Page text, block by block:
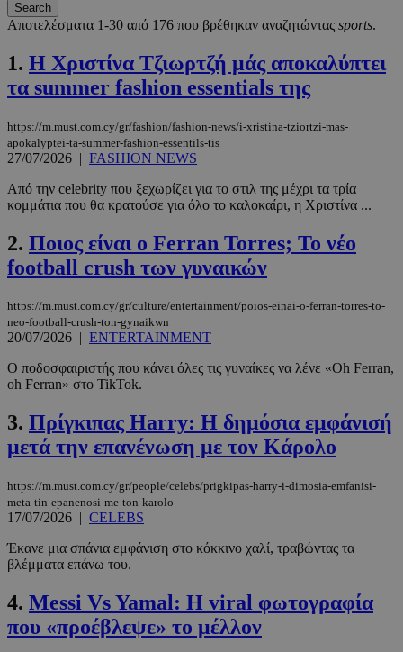
Αποτελέσματα 1-30 από 176 που βρέθηκαν αναζητώντας sports.
1. Η Χριστίνα Τζιωρτζή μάς αποκαλύπτει
τα summer fashion essentials της
https://m.must.com.cy/gr/fashion/fashion-news/i-xristina-tziortzi-mas-
apokalyptei-ta-summer-fashion-essentils-tis
27/07/2026 | FASHION NEWS
Από την celebrity που ξεχωρίζει για το στιλ της μέχρι τα τρία
κομμάτια που θα κρατούσε για όλο το καλοκαίρι, η Χριστίνα ...
2. Ποιος είναι ο Ferran Torres; Το νέο
football crush των γυναικών
https://m.must.com.cy/gr/culture/entertainment/poios-einai-o-ferran-torres-to-
neo-football-crush-ton-gynaikwn
20/07/2026 | ENTERTAINMENT
Ο ποδοσφαιριστής που κάνει όλες τις γυναίκες να λένε «Oh Ferran,
oh Ferran» στο TikTok.
3. Πρίγκιπας Harry: Η δημόσια εμφάνισή
μετά την επανένωση με τον Κάρολο
https://m.must.com.cy/gr/people/celebs/prigkipas-harry-i-dimosia-emfanisi-
meta-tin-epanenosi-me-ton-karolo
17/07/2026 | CELEBS
Έκανε μια σπάνια εμφάνιση στο κόκκινο χαλί, τραβώντας τα
βλέμματα επάνω του.
4. Messi Vs Yamal: Η viral φωτογραφία
που «προέβλεψε» το μέλλον